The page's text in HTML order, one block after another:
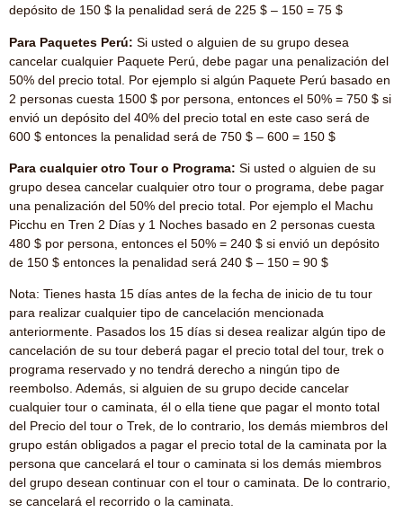
depósito de 150 $ la penalidad será de 225 $ – 150 = 75 $
Para Paquetes Perú: Si usted o alguien de su grupo desea
cancelar cualquier Paquete Perú, debe pagar una penalización del
50% del precio total. Por ejemplo si algún Paquete Perú basado en
2 personas cuesta 1500 $ por persona, entonces el 50% = 750 $ si
envió un depósito del 40% del precio total en este caso será de
600 $ entonces la penalidad será de 750 $ – 600 = 150 $
Para cualquier otro Tour o Programa: Si usted o alguien de su
grupo desea cancelar cualquier otro tour o programa, debe pagar
una penalización del 50% del precio total. Por ejemplo el Machu
Picchu en Tren 2 Días y 1 Noches basado en 2 personas cuesta
480 $ por persona, entonces el 50% = 240 $ si envió un depósito
de 150 $ entonces la penalidad será 240 $ – 150 = 90 $
Nota: Tienes hasta 15 días antes de la fecha de inicio de tu tour
para realizar cualquier tipo de cancelación mencionada
anteriormente. Pasados los 15 días si desea realizar algún tipo de
cancelación de su tour deberá pagar el precio total del tour, trek o
programa reservado y no tendrá derecho a ningún tipo de
reembolso. Además, si alguien de su grupo decide cancelar
cualquier tour o caminata, él o ella tiene que pagar el monto total
del Precio del tour o Trek, de lo contrario, los demás miembros del
grupo están obligados a pagar el precio total de la caminata por la
persona que cancelará el tour o caminata si los demás miembros
del grupo desean continuar con el tour o caminata. De lo contrario,
se cancelará el recorrido o la caminata.